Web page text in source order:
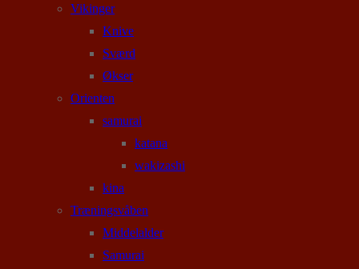
Vikinger
Knive
Sværd
Økser
Orienten
samurai
katana
wakizashi
kina
Træningsvåben
Middelalder
Samurai